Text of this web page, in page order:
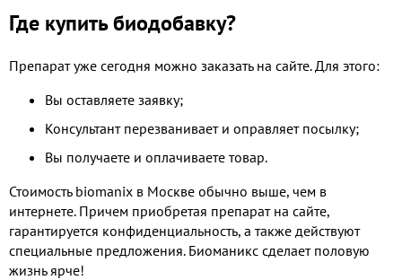
Где купить биодобавку?
Препарат уже сегодня можно заказать на сайте. Для этого:
Вы оставляете заявку;
Консультант перезванивает и оправляет посылку;
Вы получаете и оплачиваете товар.
Стоимость biomanix в Москве обычно выше, чем в
интернете. Причем приобретая препарат на сайте,
гарантируется конфиденциальность, а также действуют
специальные предложения. Биоманикс сделает половую
жизнь ярче!